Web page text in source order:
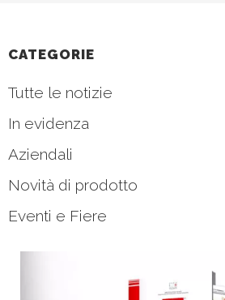
CATEGORIE
Tutte le notizie
In evidenza
Aziendali
Novità di prodotto
Eventi e Fiere